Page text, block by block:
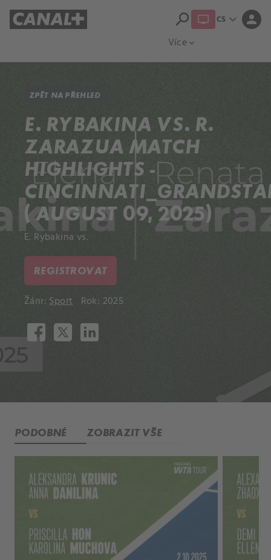
Více expand_more
search CS expand_more person
ZPĚT NA PŘEHLED
E. RYBAKINA VS. R.
ZARAZUA MATCH
HIGHLIGHTS -
( AUGUST 09, 2025)
E. Rybakina vs.
REGISTROVAT
Žánr:Sport Rok: 2025
PODOBNÉ ZOBRAZIT VŠE